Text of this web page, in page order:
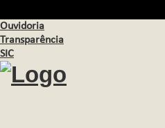
Ouvidoria
Transparência
SIC